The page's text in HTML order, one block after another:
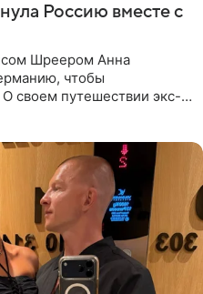
Россию вместе с
Шреером Анна
чтобы
своем путешествии экс-